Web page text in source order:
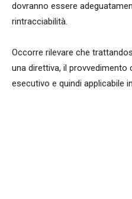
dovranno essere
rintracciabilità.
Occorre rilevare che
una direttiva, il
esecutivo e quindi applicabile